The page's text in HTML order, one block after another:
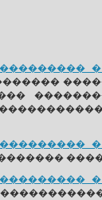
�
�
�